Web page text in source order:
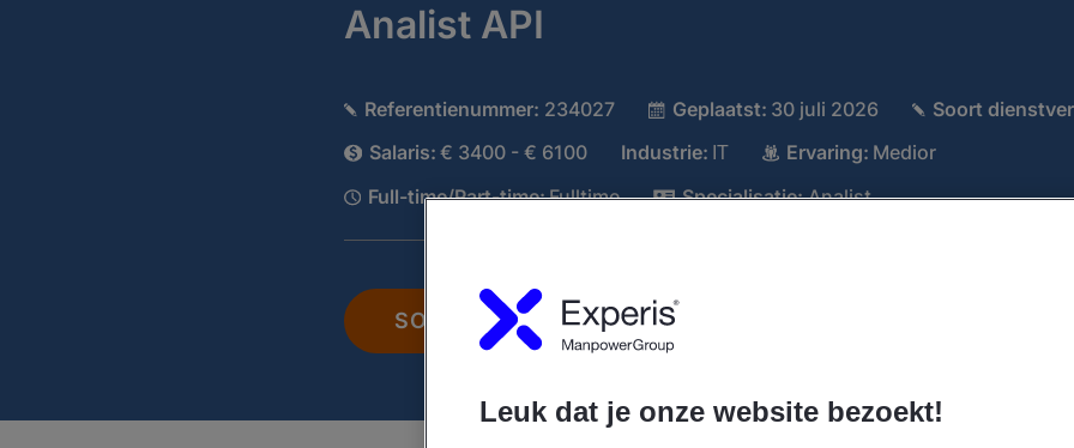
Analist API
Referentienummer: 234027 Geplaatst: 30 juli 2026 Soort
Salaris: € 3400 - € 6100 Industrie: IT Ervaring: Medior
Full-time/Part-time:Fulltime Specialisatie:Analist
SOLLICITEER NU
Leuk dat je onze website bezoekt!